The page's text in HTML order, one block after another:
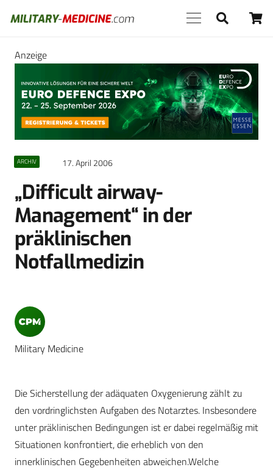
Anzeige
ARCHIV 17. April 2006
„Difficult airway-
Management“ in der
präklinischen
Notfallmedizin
Military Medicine
Die Sicherstellung der adäquaten Oxygenierung zählt zu
den vordringlichsten Aufgaben des Notarztes. Insbesondere
unter präklinischen Bedingungen ist er dabei regelmäßig mit
Situationen konfrontiert, die erheblich von den
innerklinischen Gegebenheiten abweichen.Welche